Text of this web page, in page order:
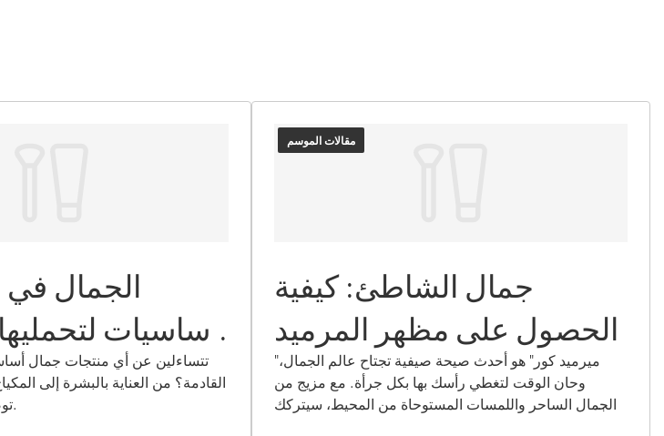
أساسيات
تتساءلين عن أي منتجات جمال
القادمة؟ من العناية بالبشرة إلى
توصياتنا الصديقة للسفر.
مقالات الموسم
جمال الشاطئ: كيفية
الحصول على مظهر المرميد
"ميرميد كور" هو أحدث صيحة صيفية تجتاح عالم الجمال،
وحان الوقت لتغطي رأسك بها بكل جرأة. مع مزيج من
الجمال الساحر واللمسات المستوحاة من المحيط، سيتركك